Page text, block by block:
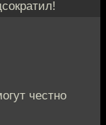
честно